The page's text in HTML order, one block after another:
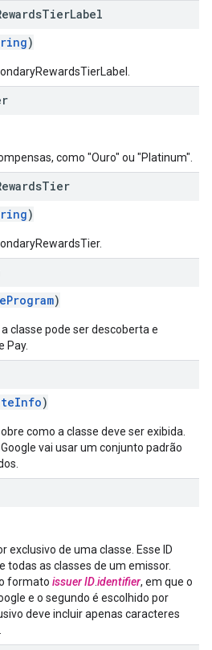
TierLabel
)
como "Ouro" ou "Platinum".
Tier
)
)
classe pode ser descoberta e
Pay.
)
como a classe deve ser exibida.
vai usar um conjunto padrão
exclusivo de uma classe. Esse ID
todas as classes de um emissor.
formato issuer IDidentifier, em que o
e o segundo é escolhido por
deve incluir apenas caracteres